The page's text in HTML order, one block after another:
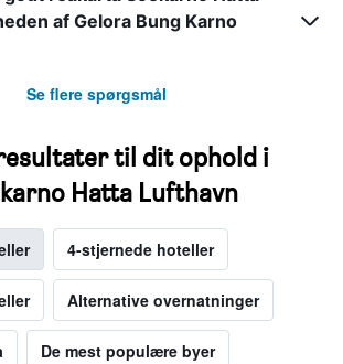
af Gelora Bung Karno
Se flere spørgsmål
til dit ophold i
Hatta Lufthavn
4-stjernede hoteller
Alternative overnatninger
De mest populære byer